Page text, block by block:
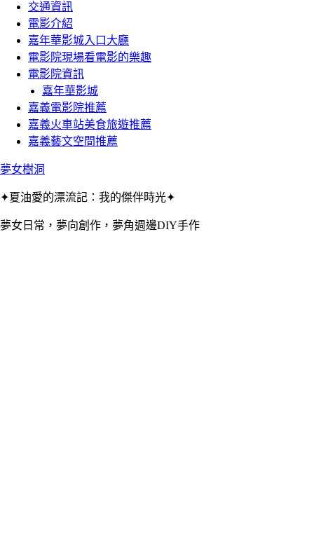
交通資訊
電影介紹
嘉年華影城入口大廳
電影院現場看電影的樂趣
電影院資訊
嘉年華影城
嘉義電影院推薦
嘉義火車站美食旅遊推薦
嘉義藝文空間推薦
夢女樹洞
✦夏油愛的漂流記：我的傑伴時光✦
夢女日常，夢向創作，夢角週邊DIY手作